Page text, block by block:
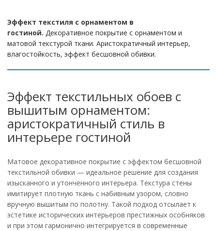
Эффект текстиля с орнаментом в
гостиной. Декоративное покрытие с орнаментом и
матовой текстурой ткани. Аристократичный интерьер,
влагостойкость, эффект бесшовной обивки.
Эффект текстильных обоев с
вышитым орнаментом:
аристократичный стиль в
интерьере гостиной
Матовое декоративное покрытие с эффектом бесшовной
текстильной обивки — идеальное решение для создания
изысканного и утончённого интерьера. Текстура стены
имитирует плотную ткань с набивным узором, словно
вручную вышитым по полотну. Такой подход отсылает к
эстетике исторических интерьеров престижных особняков
и при этом гармонично интегрируется в современные